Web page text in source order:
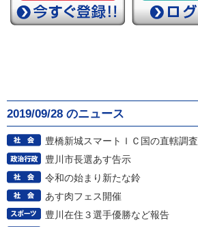
2019/09/28 のニュース
豊橋新城スマートＩＣ国の直轄調査
豊川市長選あす告示
令和の始まり新たな鈴
あす肉フェス開催
豊川在住３選手優勝など報告